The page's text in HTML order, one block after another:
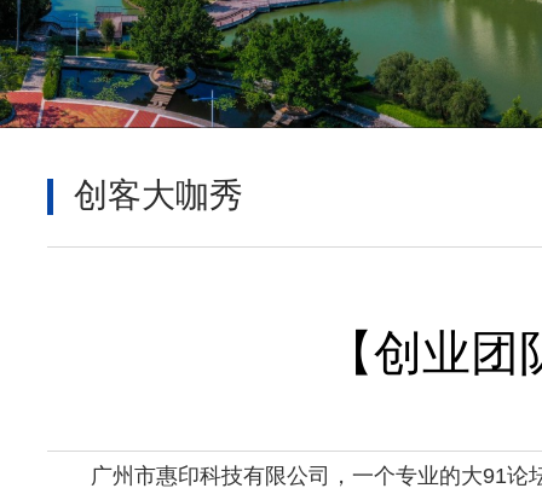
创客大咖秀
【创业
广州市惠印科技有限公司，一个专业的大91